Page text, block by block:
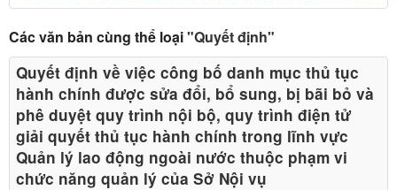
Các văn bản cùng thể loại"Quyết định"
Quyết định về việc công bố danh mục thủ tục
hành chính được sửa đổi, bổ sung, bị bãi bỏ và
phê duyệt quy trình nội bộ, quy trình điện tử
giải quyết thủ tục hành chính trong lĩnh vực
Quản lý lao động ngoài nước thuộc phạm vi
chức năng quản lý của Sở Nội vụ